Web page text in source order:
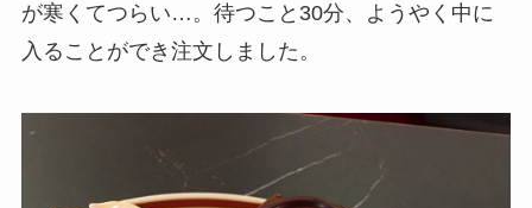
が寒くてつらい…。待つこと30分、ようやく中に
入ることができ注文しました。